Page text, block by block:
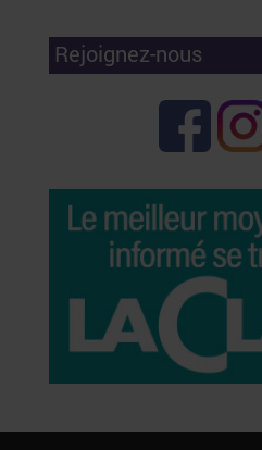
Rejoignez-nous